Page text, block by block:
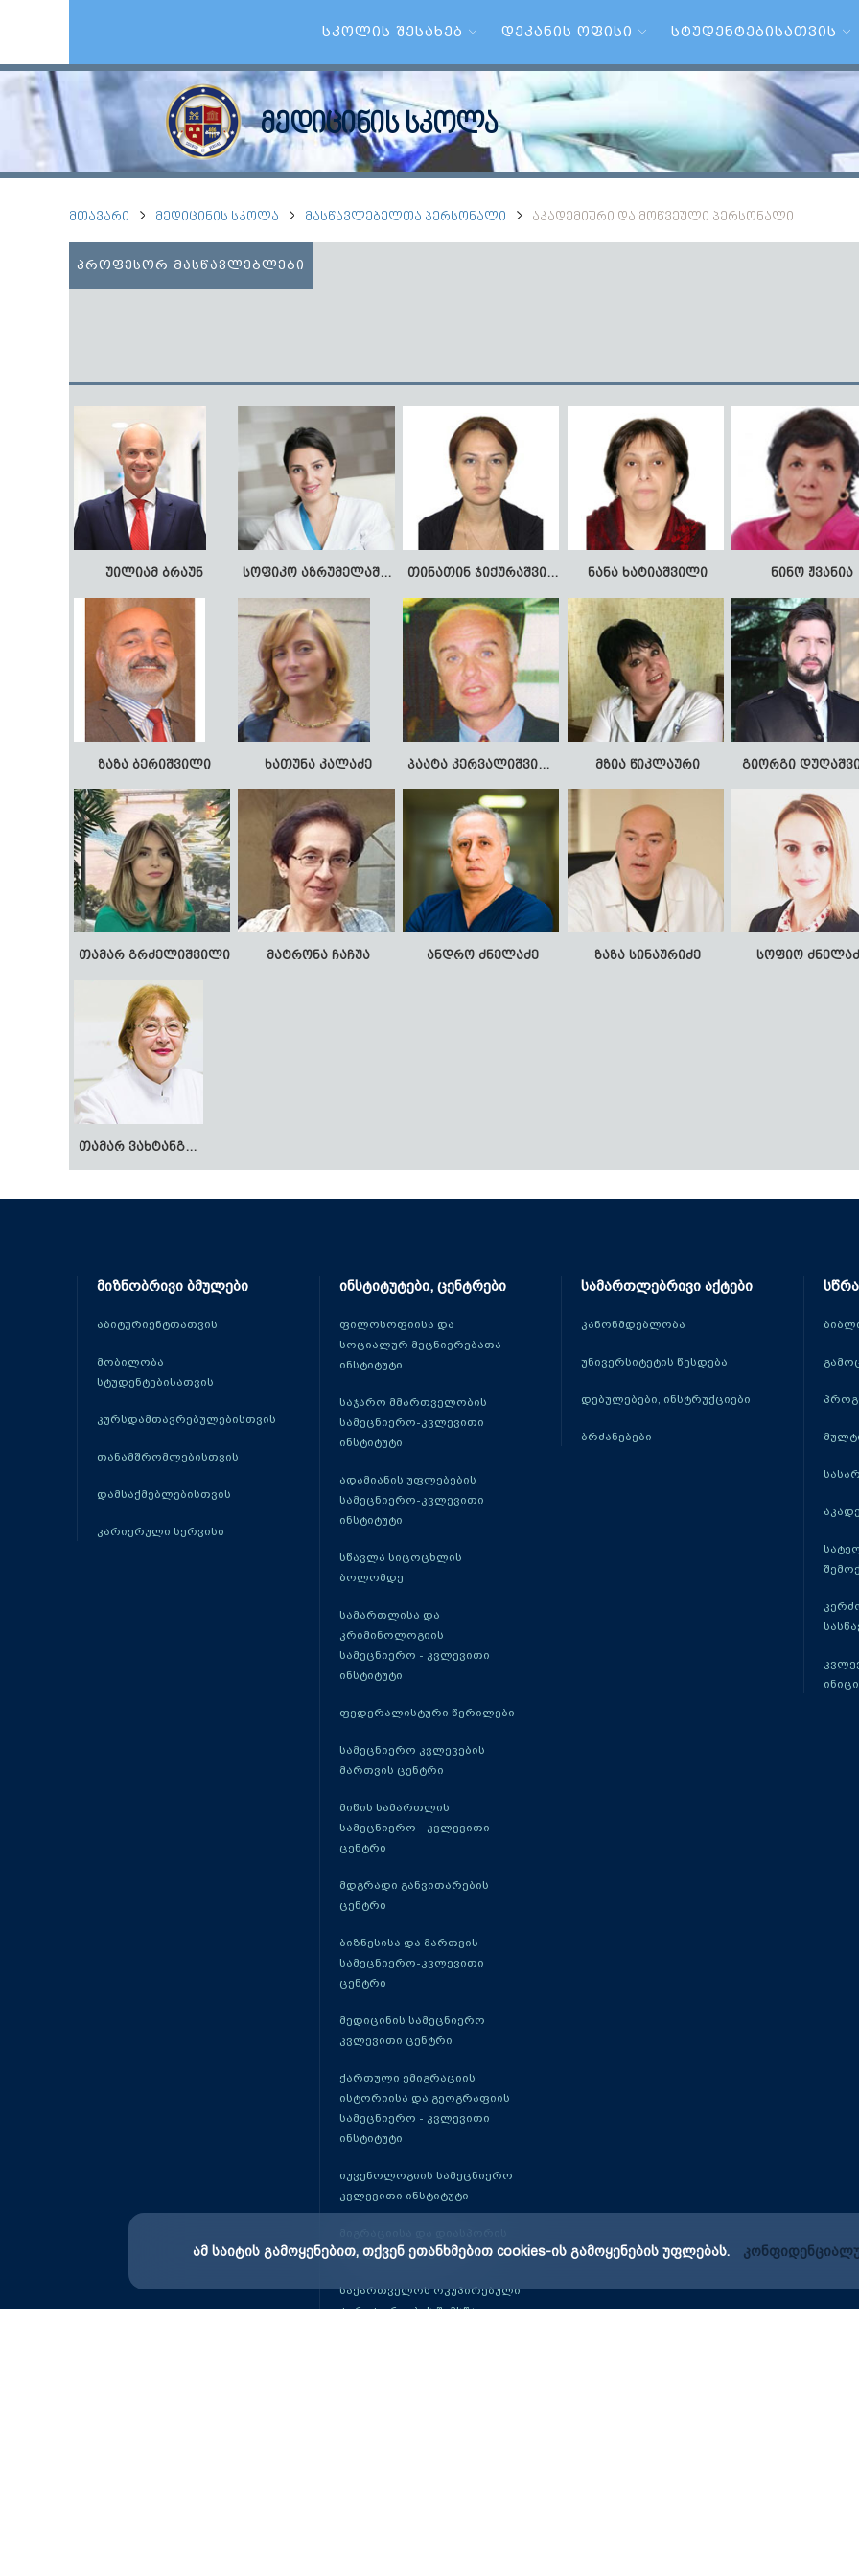
ᲡᲙᲝᲚᲘᲡ ᲨᲔᲡᲐᲮᲔᲑ ᲓᲔᲙᲐᲜᲘᲡ ᲝᲤᲘᲡᲘ ᲡᲢᲣᲓᲔᲜᲢᲔᲑᲘᲡᲐᲗᲕᲘᲡ
მედიცინის სკოლა
ᲛᲗᲐᲕᲐᲠᲘ ᲛᲔᲓᲘᲪᲘᲜᲘᲡ ᲡᲙᲝᲚᲐ ᲛᲐᲡᲬᲐᲕᲚᲔᲑᲔᲚᲗᲐ ᲞᲔᲠᲡᲝᲜᲐᲚᲘ ᲐᲙᲐᲓᲔᲛᲘᲣᲠᲘ ᲓᲐ ᲛᲝᲬᲕᲔᲣᲚᲘ ᲞᲔᲠᲡᲝᲜᲐᲚᲘ
ᲞᲠᲝᲤᲔᲡᲝᲠ ᲛᲐᲡᲬᲐᲕᲚᲔᲑᲚᲔᲑᲘ
უილიამ ბრაუნ სოფიკო აზრუმელაშვილი თინათინ ჯიქურაშვილი ნანა ხატიაშვილი ნინო ჟვანია
ზაზა ბერიშვილი ხათუნა კალაძე პაატა კერვალიშვილი მზია წიკლაური გიორგი
თამარ გრძელიშვილი მატრონა ჩაჩუა ანდრო ძნელაძე ზაზა სინაურიძე სოფიო
თამარ ვახტანგაძე
მიზნობრივი ბმულები
აბიტურიენტთათვის
მობილობა
სტუდენტებისათვის
კურსდამთავრებულებისთვის
თანამშრომლებისთვის
დამსაქმებლებისთვის
კარიერული სერვისი
ინსტიტუტები, ცენტრები
ფილოსოფიისა და
სოციალურ მეცნიერებათა
ინსტიტუტი
საჯარო მმართველობის
სამეცნიერო-კვლევითი
ინსტიტუტი
ადამიანის უფლებების
სამეცნიერო-კვლევითი
ინსტიტუტი
სწავლა სიცოცხლის
ბოლომდე
სამართლისა და
კრიმინოლოგიის
სამეცნიერო - კვლევითი
ინსტიტუტი
ფედერალისტური წერილები
სამეცნიერო კვლევების
მართვის ცენტრი
მიწის სამართლის
სამეცნიერო - კვლევითი
ცენტრი
მდგრადი განვითარების
ცენტრი
ბიზნესისა და მართვის
სამეცნიერო-კვლევითი
ცენტრი
მედიცინის სამეცნიერო
კვლევითი ცენტრი
ქართული ემიგრაციის
ისტორიისა და გეოგრაფიის
სამეცნიერო - კვლევითი
ინსტიტუტი
იუვენოლოგიის სამეცნიერო
კვლევითი ინსტიტუტი
კვლევითი ცენტრი
საქართველოს ოკუპირებული
ტერიტორიების შემსწავლელი
სამართლებრივი აქტები
კანონმდებლობა
უნივერსიტეტის წესდება
დებულებები, ინსტრუქციები
ბრძანებები
ამ საიტის გამოყენებით, თქვენ ეთანხმებით cookies-ის გამოყენების უფლებას.